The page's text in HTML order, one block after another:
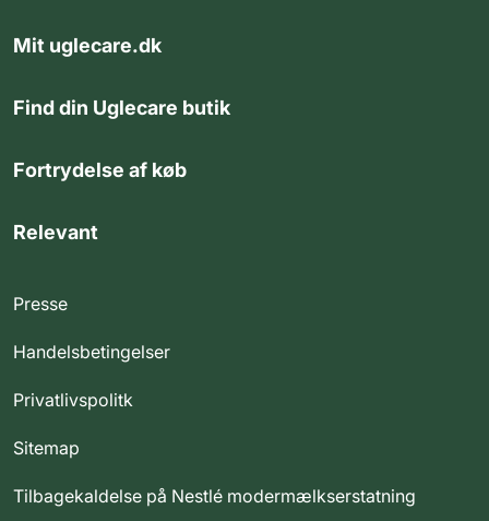
Mit uglecare.dk
Find din Uglecare butik
Fortrydelse af køb
Relevant
Presse
Handelsbetingelser
Privatlivspolitk
Sitemap
Tilbagekaldelse på Nestlé modermælkserstatning